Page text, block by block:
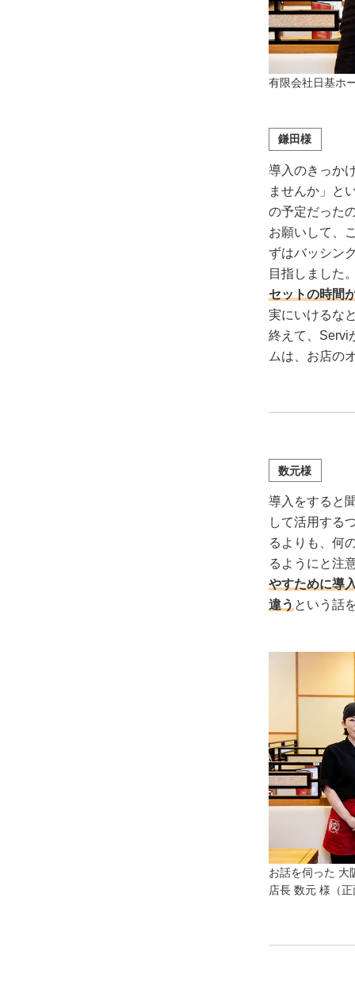
有限会社日基
鎌田様
導入のきっか
ませんか」と
の予定だった
お願いして、
ずはバッシン
目指しました
セットの時間
実にいけるな
終えて、Servi
ムは、お店の
数元様
導入をすると
して活用する
るよりも、何
るようにと注
やすために導
違う という話
お話を伺った 大
店長 数元 様（